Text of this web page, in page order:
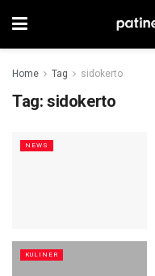
Home Tag sidokerto
Tag: sidokerto
NEWS
KULINER